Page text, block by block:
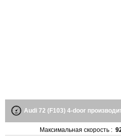
Audi 72 (F103) 4-door
Максимальная скорость :